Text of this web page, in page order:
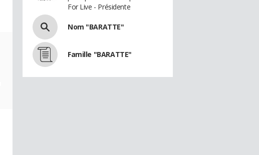
For Live - Présidente
Nom "BARATTE"
Famille "BARATTE"